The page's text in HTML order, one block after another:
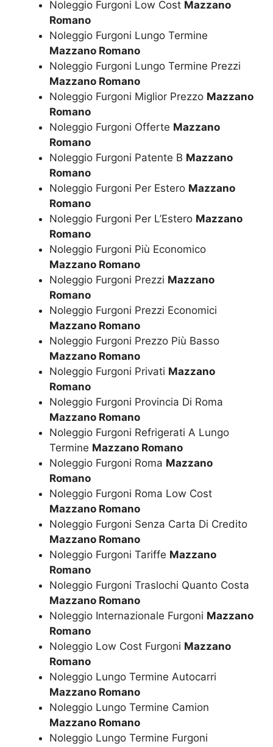
Noleggio Furgoni Low Cost Mazzano
Romano
Noleggio Furgoni Lungo Termine
Mazzano Romano
Noleggio Furgoni Lungo Termine Prezzi
Mazzano Romano
Noleggio Furgoni Miglior Prezzo Mazzano
Romano
Noleggio Furgoni Offerte Mazzano
Romano
Noleggio Furgoni Patente B Mazzano
Romano
Noleggio Furgoni Per Estero Mazzano
Romano
Noleggio Furgoni Per L’Estero Mazzano
Romano
Noleggio Furgoni Più Economico
Mazzano Romano
Noleggio Furgoni Prezzi Mazzano
Romano
Noleggio Furgoni Prezzi Economici
Mazzano Romano
Noleggio Furgoni Prezzo Più Basso
Mazzano Romano
Noleggio Furgoni Privati Mazzano
Romano
Noleggio Furgoni Provincia Di Roma
Mazzano Romano
Noleggio Furgoni Refrigerati A Lungo
Termine Mazzano Romano
Noleggio Furgoni Roma Mazzano
Romano
Noleggio Furgoni Roma Low Cost
Mazzano Romano
Noleggio Furgoni Senza Carta Di Credito
Mazzano Romano
Noleggio Furgoni Tariffe Mazzano
Romano
Noleggio Furgoni Traslochi Quanto Costa
Mazzano Romano
Noleggio Internazionale Furgoni Mazzano
Romano
Noleggio Low Cost Furgoni Mazzano
Romano
Noleggio Lungo Termine Autocarri
Mazzano Romano
Noleggio Lungo Termine Camion
Mazzano Romano
Noleggio Lungo Termine Furgoni